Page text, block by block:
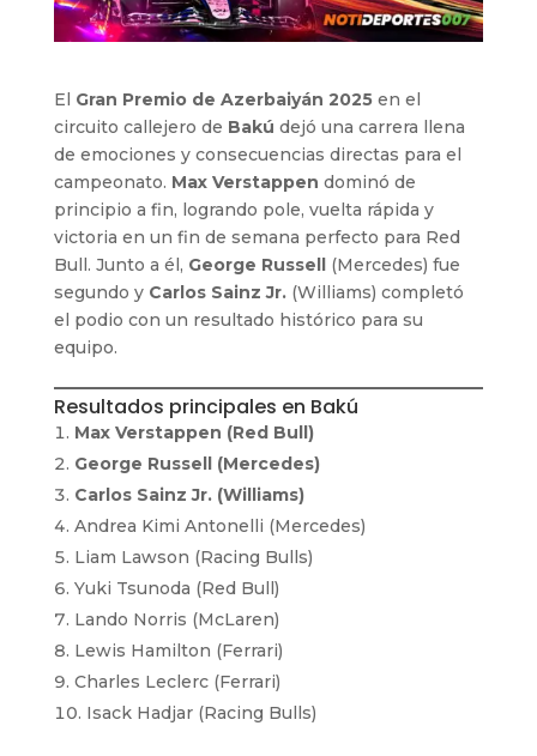
El Gran Premio de Azerbaiyán 2025en el
circuito callejero de Bakú dejó una carrera llena
de emociones y consecuencias directas para el
campeonato. Max Verstappen dominó de
principio a fin, logrando pole, vuelta rápida y
victoria en un fin de semana perfecto para Red
Bull. Junto a él, George Russell(Mercedes) fue
segundo y Carlos Sainz Jr.(Williams) completó
el podio con un resultado histórico para su
equipo.
Resultados principales en Bakú
Max Verstappen (Red Bull)
George Russell (Mercedes)
Carlos Sainz Jr. (Williams)
Andrea Kimi Antonelli (Mercedes)
Liam Lawson (Racing Bulls)
Yuki Tsunoda (Red Bull)
Lando Norris (McLaren)
Lewis Hamilton (Ferrari)
Charles Leclerc (Ferrari)
Isack Hadjar (Racing Bulls)